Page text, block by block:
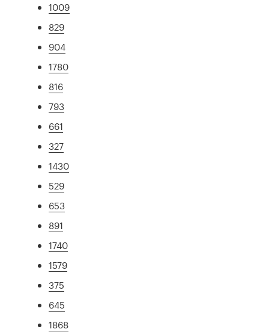
1009
829
904
1780
816
793
661
327
1430
529
653
891
1740
1579
375
645
1868